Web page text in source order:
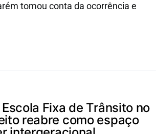
tomou conta da ocorrência e
Fixa de Trânsito no
reabre como espaço